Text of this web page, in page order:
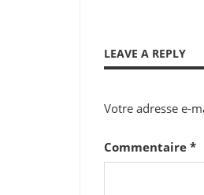
LEAVE A REPLY
Votre adresse e-
Commentaire *